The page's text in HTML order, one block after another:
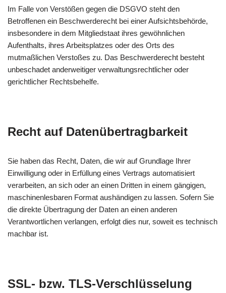
Im Falle von Verstößen gegen die DSGVO steht den
Betroffenen ein Beschwerderecht bei einer Aufsichtsbehörde,
insbesondere in dem Mitgliedstaat ihres gewöhnlichen
Aufenthalts, ihres Arbeitsplatzes oder des Orts des
mutmaßlichen Verstoßes zu. Das Beschwerderecht besteht
unbeschadet anderweitiger verwaltungsrechtlicher oder
gerichtlicher Rechtsbehelfe.
Recht auf Daten­übertrag­barkeit
Sie haben das Recht, Daten, die wir auf Grundlage Ihrer
Einwilligung oder in Erfüllung eines Vertrags automatisiert
verarbeiten, an sich oder an einen Dritten in einem gängigen,
maschinenlesbaren Format aushändigen zu lassen. Sofern Sie
die direkte Übertragung der Daten an einen anderen
Verantwortlichen verlangen, erfolgt dies nur, soweit es technisch
machbar ist.
SSL- bzw. TLS-Verschlüsselung